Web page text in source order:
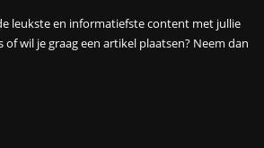
leukste en informatiefste content met jullie
wil je graag een artikel plaatsen? Neem dan